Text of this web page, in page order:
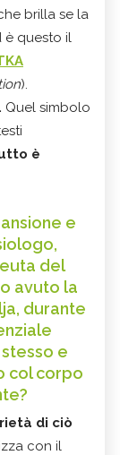
brilla se la
è questo il
).
Quel simbolo
è
e
del
avuto la
durante
e
col corpo
di ciò
con il